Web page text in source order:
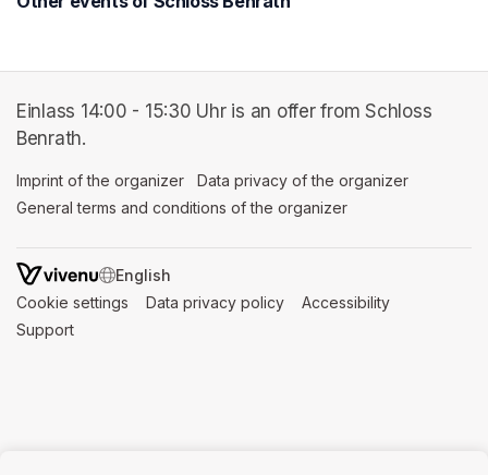
Einlass 14:00 - 15:30 Uhr is an offer from Schloss
Benrath.
Imprint of the organizer (opens in a new tab)
Data privacy of the organizer
General terms and conditions of the organizer
SWITCH LANGUAGE
Cookie settings (opens in a new tab)
Data privacy policy (opens in a new tab)
Accessibility
Support